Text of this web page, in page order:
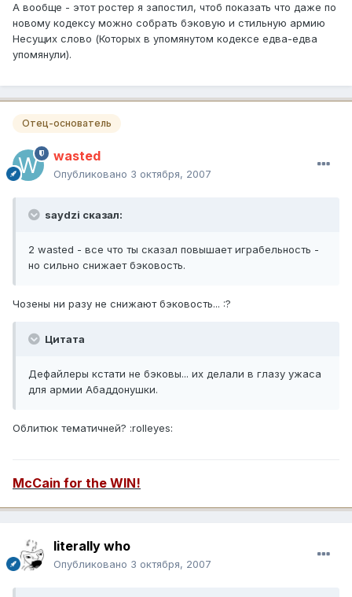
А вообще - этот ростер я запостил, чтоб показать что даже по
новому кодексу можно собрать бэковую и стильную армию
Несущих слово (Которых в упомянутом кодексе едва-едва
упомянули).
Отец-основатель
wasted
Опубликовано 3 октября, 2007
saydzi сказал:
2 wasted - все что ты сказал повышает играбельность -
но сильно снижает бэковость.
Чозены ни разу не снижают бэковость... :?
Цитата
Дефайлеры кстати не бэковы... их делали в глазу ужаса
для армии Абаддонушки.
Облитюк тематичней? :rolleyes:
McCain for the WIN!
literally who
Опубликовано 3 октября, 2007